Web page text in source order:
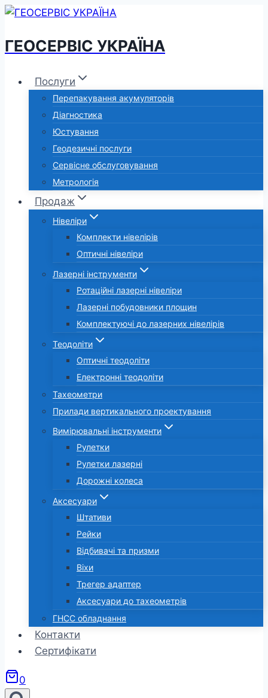
Перейти
вмісту
ГЕОСЕРВІС УКРАЇНА
Послуги
Перепакування акумуляторів
Діагностика
Юстування
Геодезичні послуги
Сервісне обслуговування
Метрологія
Продаж
Нівеліри
Комплекти нівелірів
Оптичні нівеліри
Лазерні інструменти
Ротаційні лазерні нівеліри
Лазерні побудовники площин
Комплектуючі до лазерних нівелірів
Теодоліти
Оптичні теодоліти
Електронні теодоліти
Тахеометри
Прилади вертикального проектування
Вимірювальні інструменти
Рулетки
Рулетки лазерні
Дорожні колеса
Аксесуари
Штативи
Рейки
Відбивачі та призми
Віхи
Трегер адаптер
Аксесуари до тахеометрів
ГНСС обладнання
Контакти
Сертифікати
0